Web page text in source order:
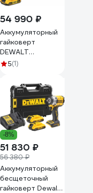
54 990 ₽
Аккумуляторный
гайковерт
DEWALT
DCF922D2T, 18В,
мин, с 2 АКБ 2 Ач
и ЗУ, в кейсе
TSTAK
DCF922D2T-QW
5(1)
-8%
51 830 ₽
56 380 ₽
Аккумуляторный
бесщеточный
гайковерт Dewalt